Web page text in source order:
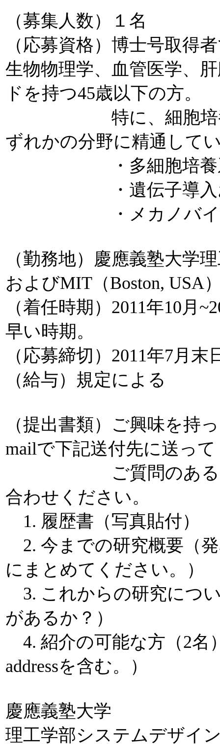
（募集人数）１名
（応募資格）博士号取得
生物物理学、血管医学、
ドを持つ45歳以下の方。
特に、細胞培養の
ずれかの分野に精通して
・多細胞培養系を
・遺伝子導入およ
・メカノバイオ
（勤務地）慶應義塾大学
およびMIT（Boston, USA
（着任時期）2011年10月
早い時期。
（応募締切）2011年7月末
（給与）規定による
（提出書類）ご興味を持
mailで下記送付先に送っ
ご質問のある方も
合わせください。
1. 履歴書（写真貼付）
2. 今までの研究概要（
にまとめてください。）
3. これからの研究につ
があるか？）
4. 紹介の可能な方（2名
addressを含む。）
慶應義塾大学
理工学部システムデザイ